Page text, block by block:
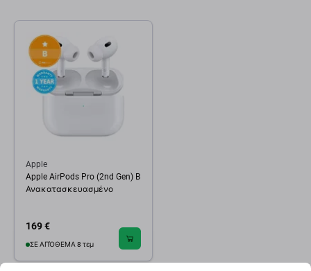
Apple
Apple AirPods Pro (2nd Gen) B
Ανακατασκευασμένο
169 €
ΣΕ ΑΠΌΘΕΜΑ 8 τεμ